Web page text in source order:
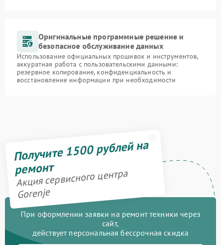
Оригинальные программные решение и
безопасное обслуживание данных
Использование официальных прошивок и инструментов,
аккуратная работа с пользовательскими данными:
резервное копирование, конфиденциальность и
восстановление информации при необходимости
Получите 1500 рублей на
ремонт
Акция сервисного центра
Gorenje
При оформлении заявки на ремонт техники через
сайт,
действует персональная бессрочная скидка